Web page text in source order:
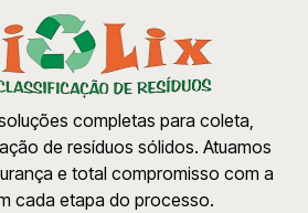
completas para coleta,
de resíduos sólidos. Atuamos
e total compromisso com a
cada etapa do processo.